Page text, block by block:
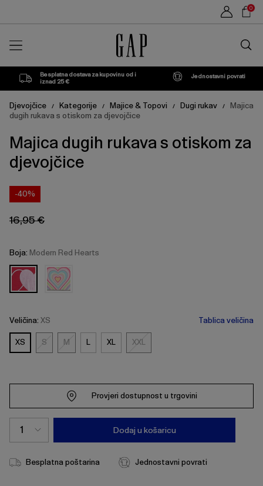
0
trgovini
Besplatna dostava za kupovinu od i
iznad 25 €
Jednostavni povrati
Djevojčice / Kategorije / Majice & Topovi / Dugi rukav /
Majica
dugih rukava s otiskom za djevojčice
Majica dugih rukava s otiskom za
djevojčice
-40%
16,95 €
Boja: Modern Red Hearts
može
ažurirati
na
odabira
Hearts
Veličina: XS Tablica veličina
može
ažurirati
na
odabira
XS SS MM L XL XXL
XXL
Provjeri dostupnost u trgovini
Dodaj u košaricu
Besplatna poštarina Jednostavni povrati